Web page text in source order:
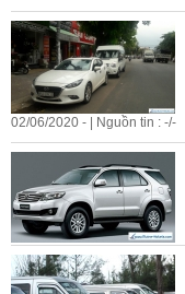
02/06/2020 - | Nguồn tin : -/-